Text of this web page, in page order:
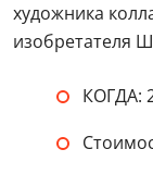
художника
изобретателя
КОГДА: